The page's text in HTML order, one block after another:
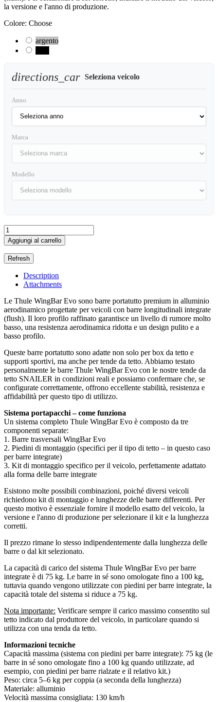
la versione e l'anno di produzione.
Colore: Choose
argento
directions_car Seleziona veicolo
Anno
Marca
Modello
Aggiungi al carrello
Description
Attachments
Le Thule WingBar Evo sono barre portatutto premium in alluminio
aerodinamico progettate per veicoli con barre longitudinali integrate
(flush). Il loro profilo raffinato garantisce un livello di rumore molto
basso, una resistenza aerodinamica ridotta e un design pulito e a
basso profilo.
Queste barre portatutto sono adatte non solo per box da tetto e
supporti sportivi, ma anche per tende da tetto. Abbiamo testato
personalmente le barre Thule WingBar Evo con le nostre tende da
tetto SNAILER in condizioni reali e possiamo confermare che, se
configurate correttamente, offrono eccellente stabilità, resistenza e
affidabilità per questo tipo di utilizzo.
Sistema portapacchi – come funziona
Un sistema completo Thule WingBar Evo è composto da tre
componenti separate:
1. Barre trasversali WingBar Evo
2. Piedini di montaggio (specifici per il tipo di tetto – in questo caso
per barre integrate)
3. Kit di montaggio specifico per il veicolo, perfettamente adattato
alla forma delle barre integrate
Esistono molte possibili combinazioni, poiché diversi veicoli
richiedono kit di montaggio e lunghezze delle barre differenti. Per
questo motivo è essenziale fornire il modello esatto del veicolo, la
versione e l'anno di produzione per selezionare il kit e la lunghezza
corretti.
Il prezzo rimane lo stesso indipendentemente dalla lunghezza delle
barre o dal kit selezionato.
La capacità di carico del sistema Thule WingBar Evo per barre
integrate è di 75 kg. Le barre in sé sono omologate fino a 100 kg,
tuttavia quando vengono utilizzate con piedini per barre integrate, la
capacità totale del sistema si riduce a 75 kg.
Nota importante: Verificare sempre il carico massimo consentito sul
tetto indicato dal produttore del veicolo, in particolare quando si
utilizza con una tenda da tetto.
Informazioni tecniche
Capacità massima (sistema con piedini per barre integrate): 75 kg (le
barre in sé sono omologate fino a 100 kg quando utilizzate, ad
esempio, con piedini per barre rialzate e il relativo kit.)
Peso: circa 5–6 kg per coppia (a seconda della lunghezza)
Materiale: alluminio
Velocità massima consigliata: 130 km/h